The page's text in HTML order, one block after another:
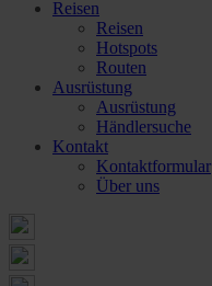
Reisen
Reisen
Hotspots
Routen
Ausrüstung
Ausrüstung
Händlersuche
Kontakt
Kontaktformular
Über uns